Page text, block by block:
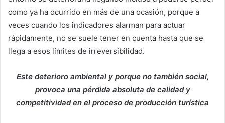
como ya ha ocurrido en más de una ocasión, porque a
veces cuando los indicadores alarman para actuar
rápidamente, no se suele tener en cuenta hasta que se
llega a esos límites de irreversibilidad.
Este deterioro ambiental y porque no también social,
provoca una pérdida absoluta de calidad y
competitividad en el proceso de producción turística